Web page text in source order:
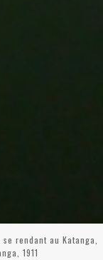
rendant au Katanga,
1911